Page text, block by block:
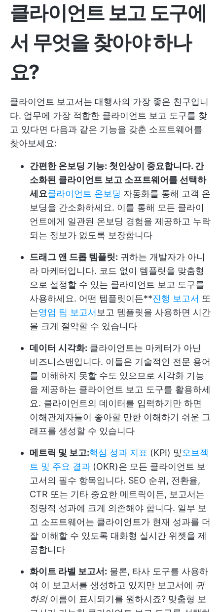
클라이언트 보고 도구에
서 무엇을 찾아야 하나
요?
클라이언트 보고서는 대행사의 가장 좋은 친구입니
다. 업무에 가장 적합한 클라이언트 보고 도구를 찾
고 있다면 다음과 같은 기능을 갖춘 소프트웨어를
찾아보세요:
간편한 온보딩 기능: 첫인상이 중요합니다. 간
소화된 클라이언트 보고 소프트웨어를 선택하
세요클라이언트 온보딩 자동화를 통해 고객 온
보딩을 간소화하세요. 이를 통해 모든 클라이
언트에게 일관된 온보딩 경험을 제공하고 누락
되는 정보가 없도록 보장합니다
드래그 앤 드롭 템플릿: 귀하는 개발자가 아니
라 마케터입니다. 코드 없이 템플릿을 맞춤형
으로 설정할 수 있는 클라이언트 보고 도구를
사용하세요. 어떤 템플릿이든**진행 보고서 또
는영업 팀 보고서 보고 템플릿을 사용하면 시간
을 크게 절약할 수 있습니다
데이터 시각화: 클라이언트는 마케터가 아닌
비즈니스맨입니다. 이들은 기술적인 전문 용어
를 이해하지 못할 수도 있으므로 시각화 기능
을 제공하는 클라이언트 보고 도구를 활용하세
요. 클라이언트의 데이터를 입력하기만 하면
이해관계자들이 좋아할 만한 이해하기 쉬운 그
래프를 생성할 수 있습니다
메트릭 및 보고:핵심 성과 지표 (KPI) 및 오브젝
트 및 주요 결과 (OKR)은 모든 클라이언트 보
고서의 필수 항목입니다. SEO 순위, 전환율,
CTR 또는 기타 중요한 메트릭이든, 보고서는
정량적 성과에 크게 의존해야 합니다. 일부 보
고 소프트웨어는 클라이언트가 현재 성과를 더
잘 이해할 수 있도록 대화형 실시간 위젯을 제
공합니다
화이트 라벨 보고서: 물론, 타사 도구를 사용하
여 이 보고서를 생성하고 있지만 보고서에 귀
하의이름이 표시되기를 원하시죠? 맞춤형 보